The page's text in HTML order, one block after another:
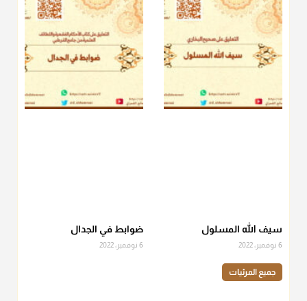
أ.د. صالح الشمراني
دفعزكاة الفطرللمسكين القريب صدقة وصلة وهو أفضل من
دفعها للبعيد ولا تغرك مظاهر ووظائف بعض الأقارب فإن
منذ 3 شهر
سيف الله المسلول
6 نوفمبر، 2022
ضوابط في الجدال
6 نوفمبر، 2022
جميع المرئيات